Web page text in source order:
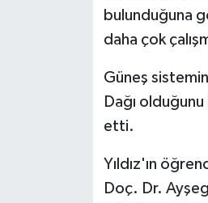
bulunduğuna
daha çok
Güneş
Dağı
etti.
Yıldız'ın
Doç. Dr.